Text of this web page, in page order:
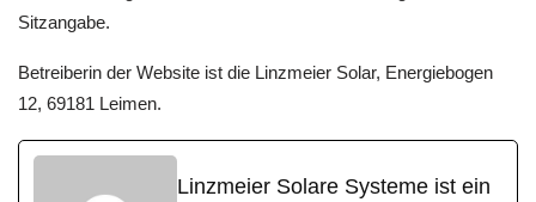
Sitzangabe.
Betreiberin der Website ist die Linzmeier Solar, Energiebogen
12, 69181 Leimen.
Linzmeier Solare Systeme ist ein